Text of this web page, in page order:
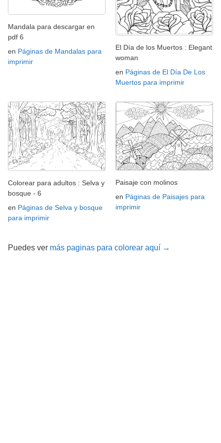
Mandala para descargar en
pdf 6
en Páginas de Mandalas para
imprimir
El Día de los Muertos : Elegant
woman
en Páginas de El Día De Los
Muertos para imprimir
Colorear para adultos : Selva y
bosque - 6
en Páginas de Selva y bosque
para imprimir
Paisaje con molinos
en Páginas de Paisajes para
imprimir
Puedes ver más paginas para colorear aquí →